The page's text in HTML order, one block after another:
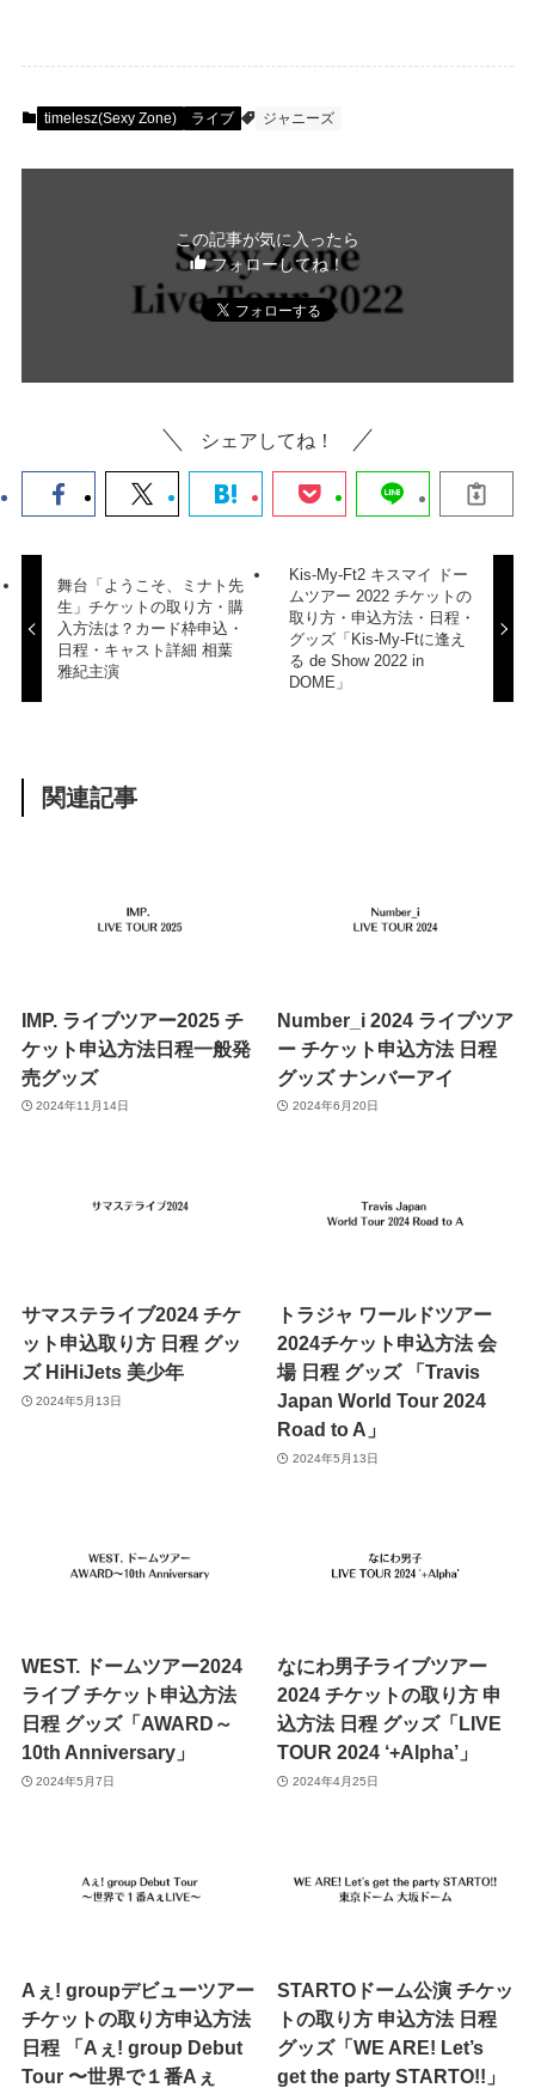
timelesz(Sexy Zone) ライブ ジャニーズ
この記事が気に入ったら
フォローしてね！
シェアしてね！
舞台「ようこそ、ミナト先
生」チケットの取り方・購
入方法は？カード枠申込・
日程・キャスト詳細 相葉
雅紀主演
Kis-My-Ft2 キスマイ ドー
ムツアー 2022 チケットの
取り方・申込方法・日程・
グッズ「Kis-My-Ftに逢え
る de Show 2022 in
DOME」
関連記事
IMP. ライブツアー2025 チ
ケット申込方法日程一般発
売グッズ
2024年11月14日
Number_i 2024 ライブツア
ー チケット申込方法 日程
グッズ ナンバーアイ
2024年6月20日
サマステライブ2024 チケ
ット申込取り方 日程 グッ
ズ HiHiJets 美少年
2024年5月13日
トラジャ ワールドツアー
2024チケット申込方法 会
場 日程 グッズ 「Travis
Japan World Tour 2024
Road to A」
2024年5月13日
WEST. ドームツアー2024
ライブ チケット申込方法
日程 グッズ「AWARD～
10th Anniversary」
2024年5月7日
なにわ男子ライブツアー
2024 チケットの取り方 申
込方法 日程 グッズ「LIVE
TOUR 2024 ‘+Alpha’」
2024年4月25日
Aぇ! groupデビューツアー
チケットの取り方申込方法
日程 「Aぇ! group Debut
Tour 〜世界で１番Aぇ
STARTOドーム公演 チケッ
トの取り方 申込方法 日程
グッズ「WE ARE! Let’s
get the party STARTO!!」